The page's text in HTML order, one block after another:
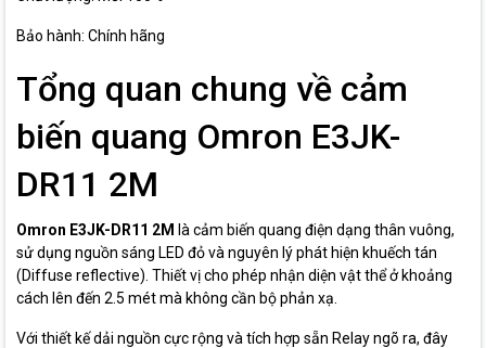
Bảo hành: Chính hãng
Tổng quan chung về cảm
biến quang Omron E3JK-
DR11 2M
Omron E3JK-DR11 2M là cảm biến quang điện dạng thân vuông,
sử dụng nguồn sáng LED đỏ và nguyên lý phát hiện khuếch tán
(Diffuse reflective). Thiết vị cho phép nhận diện vật thể ở khoảng
cách lên đến 2.5 mét mà không cần bộ phản xạ.
Với thiết kế dải nguồn cực rộng và tích hợp sẵn Relay ngõ ra, đây